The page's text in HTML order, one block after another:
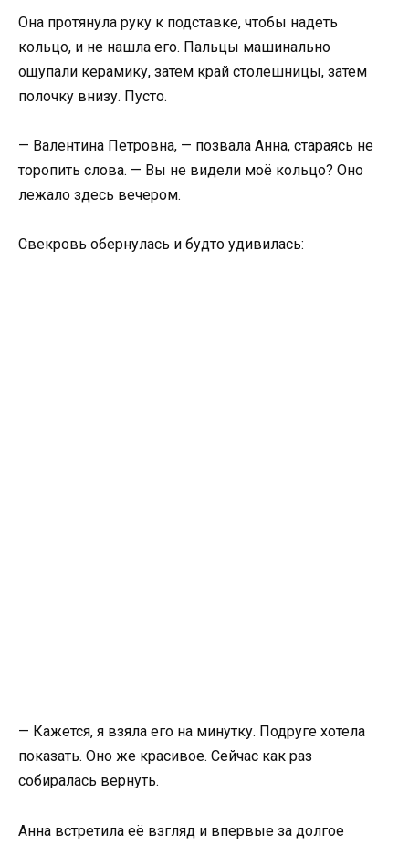
Она протянула руку к подставке, чтобы надеть
кольцо, и не нашла его. Пальцы машинально
ощупали керамику, затем край столешницы, затем
полочку внизу. Пусто.
— Валентина Петровна, — позвала Анна, стараясь не
торопить слова. — Вы не видели моё кольцо? Оно
лежало здесь вечером.
Свекровь обернулась и будто удивилась:
— Кажется, я взяла его на минутку. Подруге хотела
показать. Оно же красивое. Сейчас как раз
собиралась вернуть.
Анна встретила её взгляд и впервые за долгое